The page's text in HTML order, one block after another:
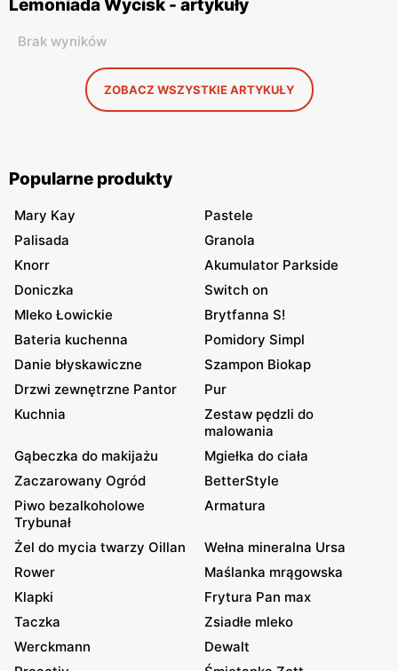
Lemoniada Wycisk - artykuły
Brak wyników
ZOBACZ WSZYSTKIE ARTYKUŁY
Popularne produkty
Mary Kay
Pastele
Palisada
Granola
Knorr
Akumulator Parkside
Doniczka
Switch on
Mleko Łowickie
Brytfanna S!
Bateria kuchenna
Pomidory Simpl
Danie błyskawiczne
Szampon Biokap
Drzwi zewnętrzne Pantor
Pur
Kuchnia
Zestaw pędzli do
malowania
Gąbeczka do makijażu
Mgiełka do ciała
Zaczarowany Ogród
BetterStyle
Piwo bezalkoholowe
Trybunał
Armatura
Żel do mycia twarzy Oillan
Wełna mineralna Ursa
Rower
Maślanka mrągowska
Klapki
Frytura Pan max
Taczka
Zsiadłe mleko
Werckmann
Dewalt